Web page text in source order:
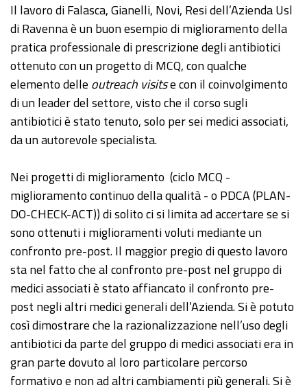
Il lavoro di Falasca, Gianelli, Novi, Resi dell’Azienda Usl
di Ravenna è un buon esempio di miglioramento della
pratica professionale di prescrizione degli antibiotici
ottenuto con un progetto di MCQ, con qualche
elemento delle outreach visitse con il coinvolgimento
di un leader del settore, visto che il corso sugli
antibiotici è stato tenuto, solo per sei medici associati,
da un autorevole specialista.
Nei progetti di miglioramento (ciclo MCQ -
miglioramento continuo della qualità - o PDCA (PLAN-
DO-CHECK-ACT)) di solito ci si limita ad accertare se si
sono ottenuti i miglioramenti voluti mediante un
confronto pre-post. Il maggior pregio di questo lavoro
sta nel fatto che al confronto pre-post nel gruppo di
medici associati è stato affiancato il confronto pre-
post negli altri medici generali dell’Azienda. Si è potuto
così dimostrare che la razionalizzazione nell’uso degli
antibiotici da parte del gruppo di medici associati era in
gran parte dovuto al loro particolare percorso
formativo e non ad altri cambiamenti più generali. Si è